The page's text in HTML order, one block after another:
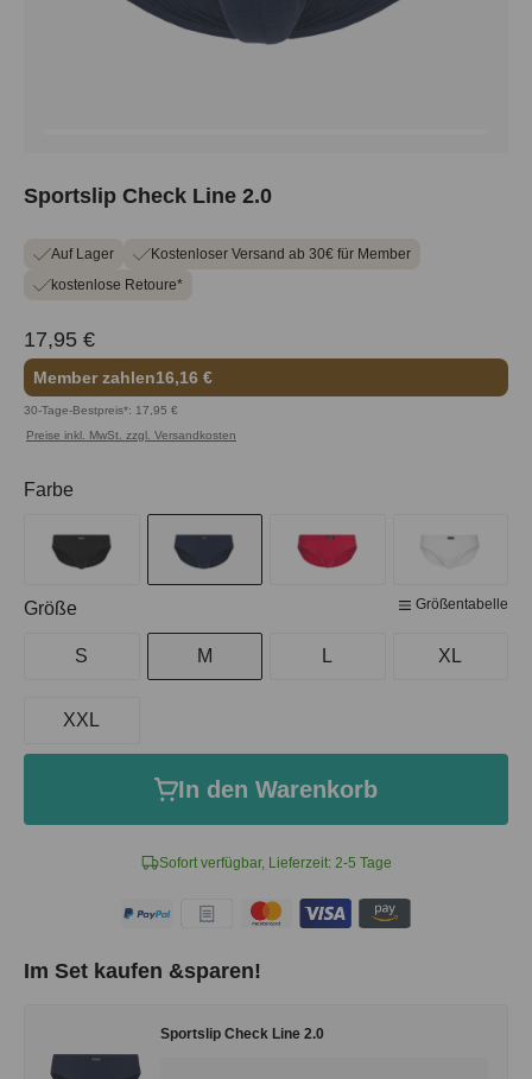
Sportslip Check Line 2.0
Auf Lager
Kostenloser Versand ab 30€ für Member
kostenlose Retoure*
17,95 €
Member zahlen16,16 €
30-Tage-Bestpreis*: 17,95 €
Preise inkl. MwSt. zzgl. Versandkosten
Sofort verfügbar, Lieferzeit: 2-5 Tage
Farbe
Größe Größentabelle
S M L XL
XXL
In den Warenkorb
Im Set kaufen &sparen!
Sportslip Check Line 2.0